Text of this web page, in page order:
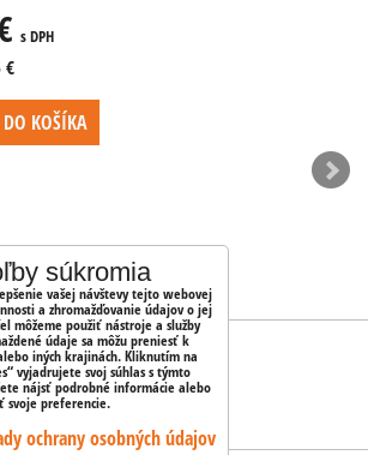
s DPH
€
KOŠÍKA
súkromia
vašej návštevy tejto webovej
a zhromažďovanie údajov o jej
môžeme použiť nástroje a služby
údaje sa môžu preniesť k
iných krajinách. Kliknutím na
vyjadrujete svoj súhlas s týmto
nájsť podrobné informácie alebo
svoje preferencie.
ochrany osobných údajov